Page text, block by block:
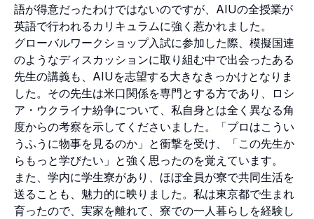
語が得意だったわけではないのですが、AIUの全授業が
英語で行われるカリキュラムに強く惹かれました。
グローバルワークショップ入試に参加した際、模擬国連
のようなディスカッションに取り組む中で出会ったある
先生の講義も、AIUを志望する大きなきっかけとなりま
した。その先生は米口関係を専門とする方であり、ロシ
ア・ウクライナ紛争について、私自身とは全く異なる角
度からの考察を示してくださいました。「プロはこうい
うふうに物事を見るのか」と衝撃を受け、「この先生か
らもっと学びたい」と強く思ったのを覚えています。
また、学内に学生寮があり、ほぼ全員が寮で共同生活を
送ることも、魅力的に映りました。私は東京都で生まれ
育ったので、実家を離れて、寮での一人暮らしを経験し